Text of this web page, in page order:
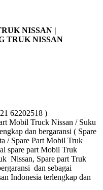
NISSAN |
TRUK NISSAN
62202518 )
Mobil Truck Nissan / Suku
dan bergaransi ( Spare
/ Spare Part Mobil Truk
spare part Mobil Truk
Nissan, Spare part Truk
dan sebagai
Indonesia terlengkap dan